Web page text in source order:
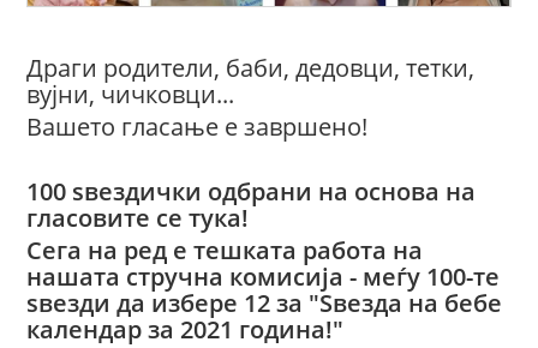
Драги родители, баби, дедовци, тетки,
вујни, чичковци...
Вашето гласање е завршено!
100 ѕвездички одбрани на основа на
гласовите се тука!
Сега на ред е тешката работа на
нашата стручна комисија - меѓу 100-те
ѕвезди да избере 12 за "Ѕвезда на бебе
календар за 2021 година!"